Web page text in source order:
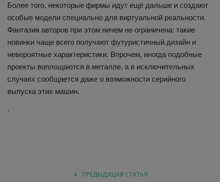
Более того, некоторые фирмы идут ещё дальше и создают
особые модели специально для виртуальной реальности.
Фантазия авторов при этом ничем не ограничена: такие
новинки чаще всего получают футуристичный дизайн и
невероятные характеристики. Впрочем, иногда подобные
проекты воплощаются в металле, а в исключительных
случаях сообщается даже о возможности серийного
выпуска этих машин.
.
ПРЕДЫДУЩАЯ СТАТЬЯ